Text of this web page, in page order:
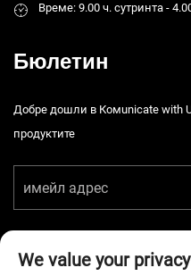
Време: 9.00 ч. сутринта -
Бюлетин
Добре дошли в Комunicate with
продуктите
We value your privacy